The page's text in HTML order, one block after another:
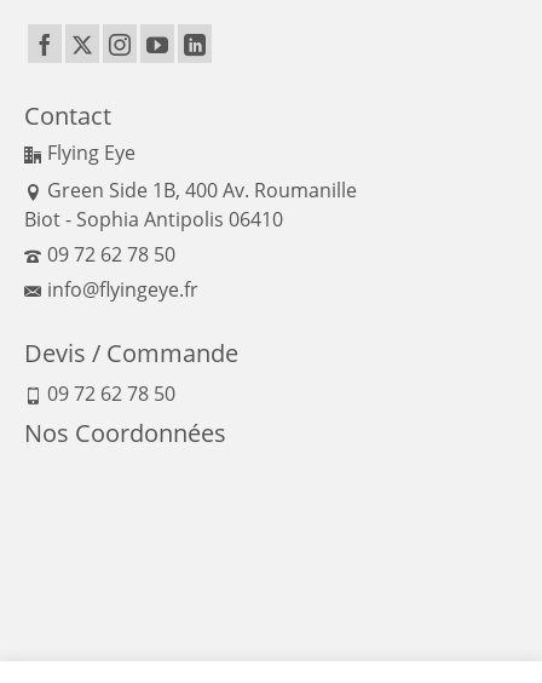
Contact
Flying Eye
Green Side 1B, 400 Av. Roumanille
Biot - Sophia Antipolis 06410
09 72 62 78 50
info@flyingeye.fr
Devis / Commande
09 72 62 78 50
Nos Coordonnées